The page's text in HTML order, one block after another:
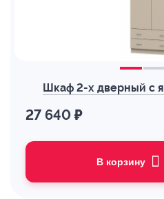
Шкаф 2-х дверный с
27 640 ₽
В корзину